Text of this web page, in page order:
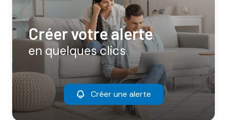
Créer votre alerte
en quelques clics
Créer une alerte